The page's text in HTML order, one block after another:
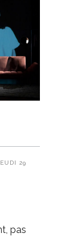
29
pas